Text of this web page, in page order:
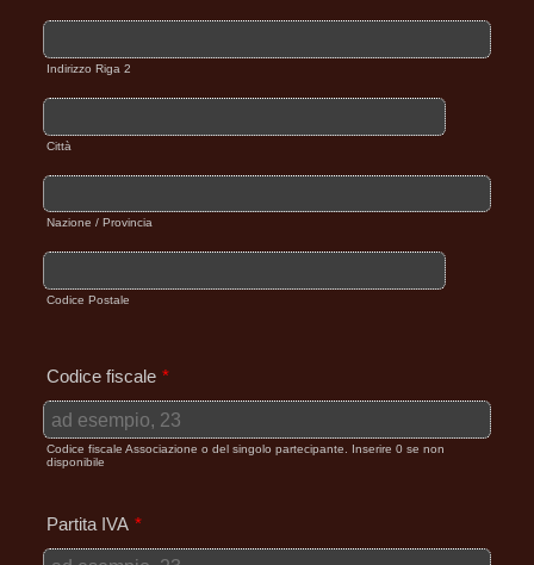
Indirizzo Riga 2
Città
Nazione / Provincia
Codice Postale
Codice fiscale *
Codice fiscale Associazione o del singolo partecipante. Inserire 0 se non
disponibile
Partita IVA *